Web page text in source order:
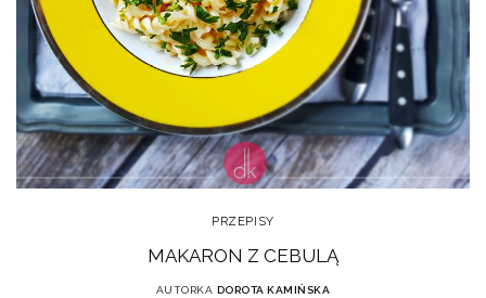
PRZEPISY
MAKARON Z CEBULĄ
AUTORKA DOROTA KAMIŃSKA